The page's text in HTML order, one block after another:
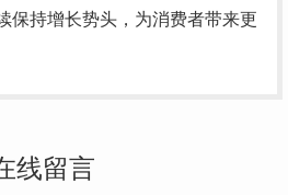
保持增长势头，为消费者带来更
线留言